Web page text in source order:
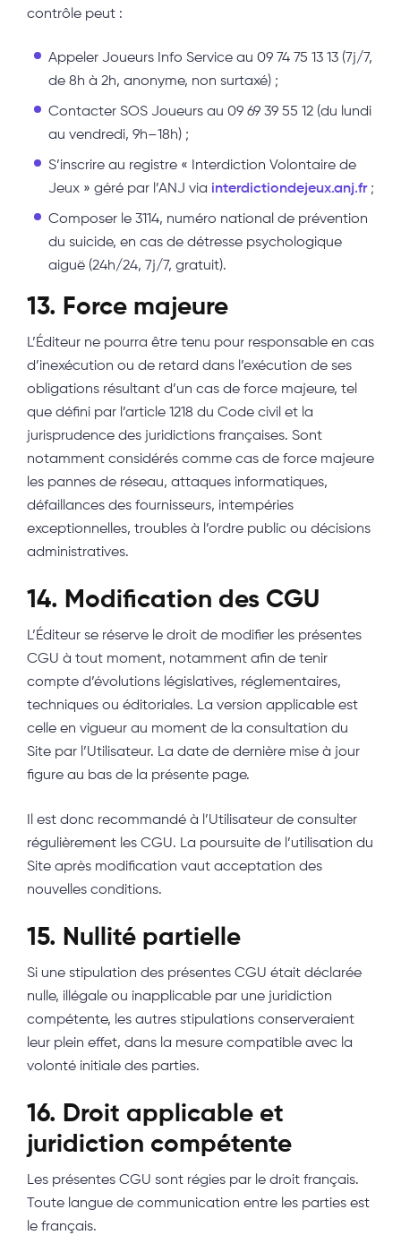
contrôle peut :
Appeler Joueurs Info Service au 09 74 75 13 13 (7j/7,
de 8h à 2h, anonyme, non surtaxé) ;
Contacter SOS Joueurs au 09 69 39 55 12 (du lundi
au vendredi, 9h–18h) ;
S’inscrire au registre « Interdiction Volontaire de
Jeux » géré par l’ANJ via interdictiondejeux.anj.fr;
Composer le 3114, numéro national de prévention
du suicide, en cas de détresse psychologique
aiguë (24h/24, 7j/7, gratuit).
13. Force majeure
L’Éditeur ne pourra être tenu pour responsable en cas
d’inexécution ou de retard dans l’exécution de ses
obligations résultant d’un cas de force majeure, tel
que défini par l’article 1218 du Code civil et la
jurisprudence des juridictions françaises. Sont
notamment considérés comme cas de force majeure
les pannes de réseau, attaques informatiques,
défaillances des fournisseurs, intempéries
exceptionnelles, troubles à l’ordre public ou décisions
administratives.
14. Modification des CGU
L’Éditeur se réserve le droit de modifier les présentes
CGU à tout moment, notamment afin de tenir
compte d’évolutions législatives, réglementaires,
techniques ou éditoriales. La version applicable est
celle en vigueur au moment de la consultation du
Site par l’Utilisateur. La date de dernière mise à jour
figure au bas de la présente page.
Il est donc recommandé à l’Utilisateur de consulter
régulièrement les CGU. La poursuite de l’utilisation du
Site après modification vaut acceptation des
nouvelles conditions.
15. Nullité partielle
Si une stipulation des présentes CGU était déclarée
nulle, illégale ou inapplicable par une juridiction
compétente, les autres stipulations conserveraient
leur plein effet, dans la mesure compatible avec la
volonté initiale des parties.
16. Droit applicable et
juridiction compétente
Les présentes CGU sont régies par le droit français.
Toute langue de communication entre les parties est
le français.